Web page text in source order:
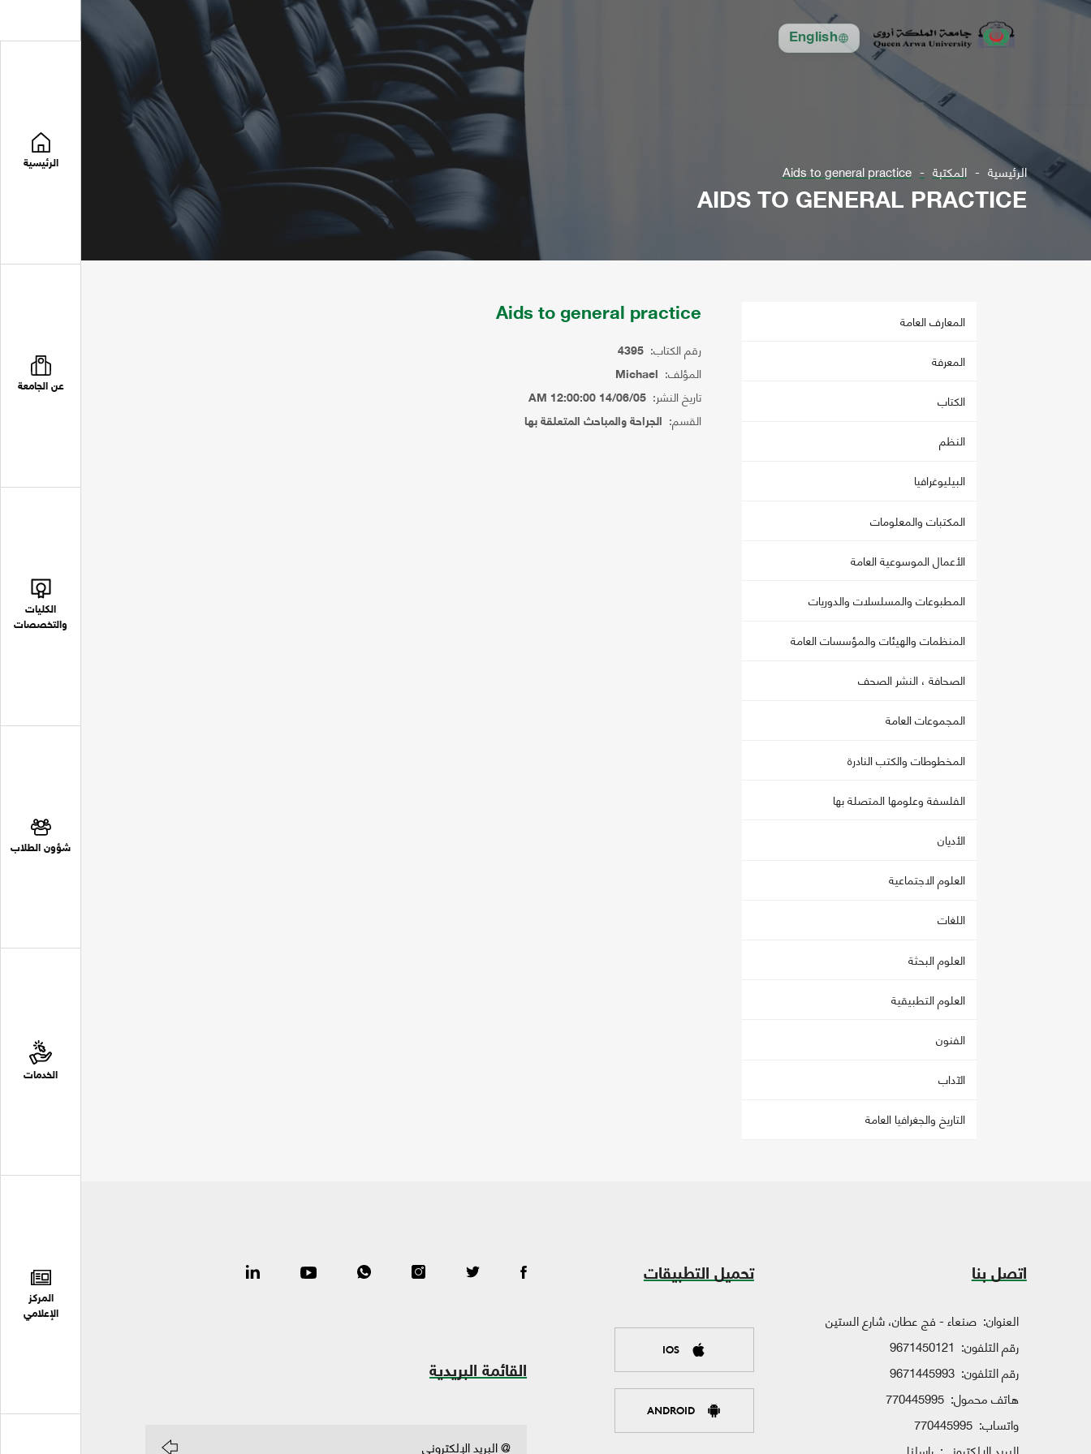
English
الرئيسية
عن الجامعة
الكليات
والتخصصات
شؤون الطلاب
الخدمات
المركز
الإعلامي
الرئيسية المكتبة Aids to general practice
AIDS TO GENERAL PRACTICE
المعارف العامة
المعرفة
الكتاب
النظم
البيليوغرافيا
المكتبات والمعلومات
الأعمال الموسوعية العامة
المطبوعات والمسلسلات والدوريات
المنظمات والهيئات والمؤسسات العامة
الصحافة ، النشر الصحف
المجموعات العامة
المخطوطات والكتب النادرة
الفلسفة وعلومها المتصلة بها
الأديان
العلوم الاجتماعية
اللغات
العلوم البحثة
العلوم التطبيقية
الفنون
الآداب
التاريخ والجغرافيا العامة
Aids to general practice
رقم الكتاب: 4395
المؤلف: Michael
تاريخ النشر: 14/06/05 12:00:00 AM
القسم: الجراحة والمباحث المتعلقة بها
اتصل بنا
العنوان: صنعاء - فج عطان، شارع الستين
رقم التلفون: 9671450121
رقم التلفون: 9671445993
هاتف محمول: 770445995
واتساب: 770445995
تحميل التطبيقات
IOS
ANDROID
القائمة البريدية